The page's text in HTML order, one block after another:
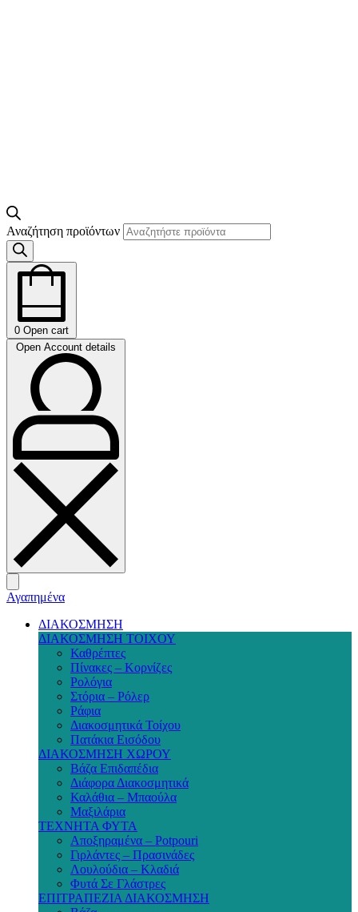
Αναζήτηση προϊόντων
0 Open cart
Open Account details
Αγαπημένα
ΔΙΑΚΟΣΜΗΣΗ
ΔΙΑΚΟΣΜΗΣΗ ΤΟΙΧΟΥ
Καθρέπτες
Πίνακες – Κορνίζες
Ρολόγια
Στόρια – Ρόλερ
Ράφια
Διακοσμητικά Τοίχου
Πατάκια Εισόδου
ΔΙΑΚΟΣΜΗΣΗ ΧΩΡΟΥ
Βάζα Επιδαπέδια
Διάφορα Διακοσμητικά
Καλάθια – Μπαούλα
Μαξιλάρια
ΤΕΧΝΗΤΑ ΦΥΤΑ
Αποξηραμένα – Potpouri
Γιρλάντες – Πρασινάδες
Λουλούδια – Κλαδιά
Φυτά Σε Γλάστρες
ΕΠΙΤΡΑΠΕΖΙΑ ΔΙΑΚΟΣΜΗΣΗ